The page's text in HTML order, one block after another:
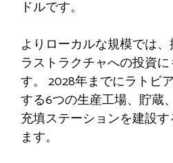
ドルです。
よりローカルな規模では
ラストラクチャへの投資
す。 2028年までにラトビ
する6つの生産工場、貯蔵
充填ステーションを建設
ます。